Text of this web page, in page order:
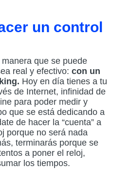
un control
que se puede
real y efectivo: con un
Hoy en día tienes a tu
de Internet, infinidad de
para poder medir y
que se está dedicando a
de hacer la “cuenta” a
porque no será nada
terminarás porque se
a poner el reloj,
los tiempos.